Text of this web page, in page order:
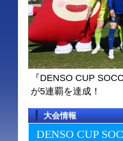
『DENSO CUP
が5連覇を達成！
大会情報
DENSO CUP